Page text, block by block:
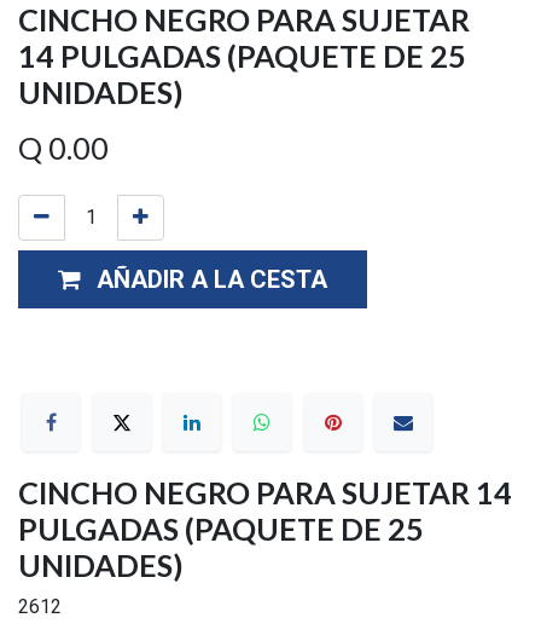
CINCHO NEGRO PARA SUJETAR
14 PULGADAS (PAQUETE DE 25
UNIDADES)
Q 0.00
AÑADIR A LA CESTA
CINCHO NEGRO PARA SUJETAR 14
PULGADAS (PAQUETE DE 25
UNIDADES)
2612